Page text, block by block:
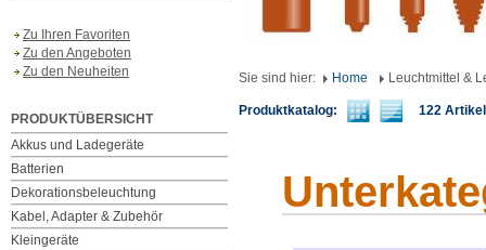
Zu Ihren Favoriten
Zu den Angeboten
Zu den Neuheiten
PRODUKTÜBERSICHT
Akkus und Ladegeräte
Batterien
Dekorationsbeleuchtung
Kabel, Adapter & Zubehör
Kleingeräte
Sie sind hier: Home Leuchtmittel &
Produktkatalog: 122 Artikel